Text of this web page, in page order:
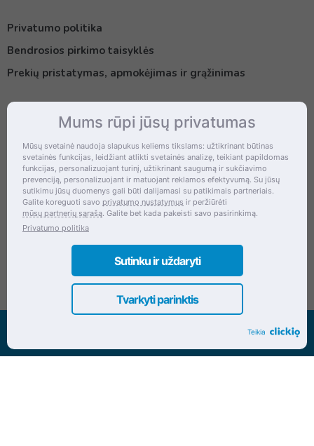
Privatumo politika
Bendrosios pirkimo taisyklės
Prekių pristatymas, apmokėjimas ir grąžinimas
Kontaktai
Šventupės g. 28, Kaunas, Lietuva
+370 (672) 27 650
info@dokrinesa.lt
MB PETHOMEPEOPLE
Įmonės kodas: 305695822
Visos teisės saugomos www.dokrinesa.lt
Mums rūpi jūsų privatumas
Mūsų svetainė naudoja slapukus keliems tikslams: užtikrinant būtinas
svetainės funkcijas, leidžiant atlikti svetainės analizę, teikiant papildomas
funkcijas, personalizuojant turinį, užtikrinant saugumą ir sukčiavimo
prevenciją, personalizuojant ir matuojant reklamos efektyvumą. Su jūsų
sutikimu jūsų duomenys gali būti dalijamasi su patikimais partneriais.
Galite koreguoti savo privatumo nustatymus ir peržiūrėti
mūsų partnerių sąrašą. Galite bet kada pakeisti savo pasirinkimą.
Privatumo politika
Tvarkyti parinktis
Sutinku ir uždaryti
Teikia